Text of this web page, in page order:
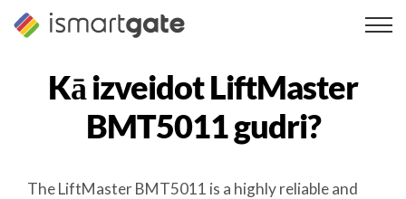
Pāriet
Kā izveidotLiftMaster
BMT5011gudri?
The LiftMaster BMT5011 is a highly reliable and